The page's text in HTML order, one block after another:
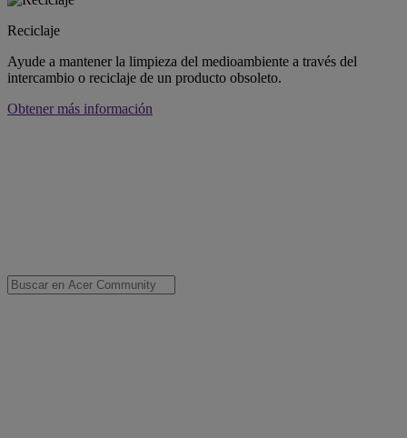
Reciclaje
Ayude a mantener la limpieza del medioambiente a través del
intercambio o reciclaje de un producto obsoleto.
Obtener más información